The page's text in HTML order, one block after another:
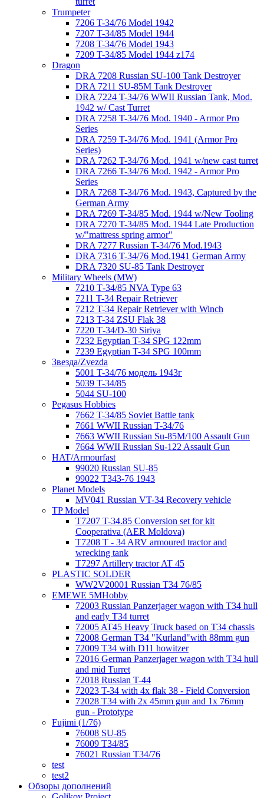
Trumpeter
7206 T-34/76 Model 1942
7207 T-34/85 Model 1944
7208 T-34/76 Model 1943
7209 T-34/85 Model 1944 z174
Dragon
DRA 7208 Russian SU-100 Tank Destroyer
DRA 7211 SU-85M Tank Destroyer
DRA 7224 T-34/76 WWII Russian Tank, Mod.
1942 w/ Cast Turret
DRA 7258 T-34/76 Mod. 1940 - Armor Pro
Series
DRA 7259 T-34/76 Mod. 1941 (Armor Pro
Series)
DRA 7262 T-34/76 Mod. 1941 w/new cast turret
DRA 7266 T-34/76 Mod. 1942 - Armor Pro
Series
DRA 7268 T-34/76 Mod. 1943, Captured by the
German Army
DRA 7269 T-34/85 Mod. 1944 w/New Tooling
DRA 7270 T-34/85 Mod. 1944 Late Production
w/"mattress spring armor"
DRA 7277 Russian T-34/76 Mod.1943
DRA 7316 T-34/76 Mod.1941 German Army
DRA 7320 SU-85 Tank Destroyer
Military Wheels (MW)
7210 Т-34/85 NVA Type 63
7211 T-34 Repair Retriever
7212 T-34 Repair Retriever with Winch
7213 T-34 ZSU Flak 38
7220 Т-34/D-30 Siriya
7232 Egyptian T-34 SPG 122mm
7239 Egyptian T-34 SPG 100mm
Звезда/Zvezda
5001 T-34/76 модель 1943г
5039 T-34/85
5044 SU-100
Pegasus Hobbies
7662 T-34/85 Soviet Battle tank
7661 WWII Russian T-34/76
7663 WWII Russian Su-85M/100 Assault Gun
7664 WWII Russian Su-122 Assault Gun
HAT/Armourfast
99020 Russian SU-85
99022 T343-76 1943
Planet Models
MV041 Russian VT-34 Recovery vehicle
TP Model
T7207 T-34.85 Conversion set for kit
Cooperativa (AER Moldova)
T7208 T - 34 ARV armoured tractor and
wrecking tank
T7297 Artillery tractor AT 45
PLASTIC SOLDER
WW2V20001 Russian T34 76/85
EMEWE 5MHobby
72003 Russian Panzerjager wagon with T34 hull
and early T34 turret
72005 AT45 Heavy Truck based on T34 chassis
72008 German T34 "Kurland"with 88mm gun
72009 T34 with D11 howitzer
72016 German Panzerjager wagon with T34 hull
and mid Turret
72018 Russian T-44
72023 T-34 with 4x flak 38 - Field Conversion
72028 T34 with 2x 45mm gun and 1x 76mm
gun - Prototype
Fujimi (1/76)
76008 SU-85
76009 T34/85
76021 Russian T34/76
test
test2
Обзоры дополнений